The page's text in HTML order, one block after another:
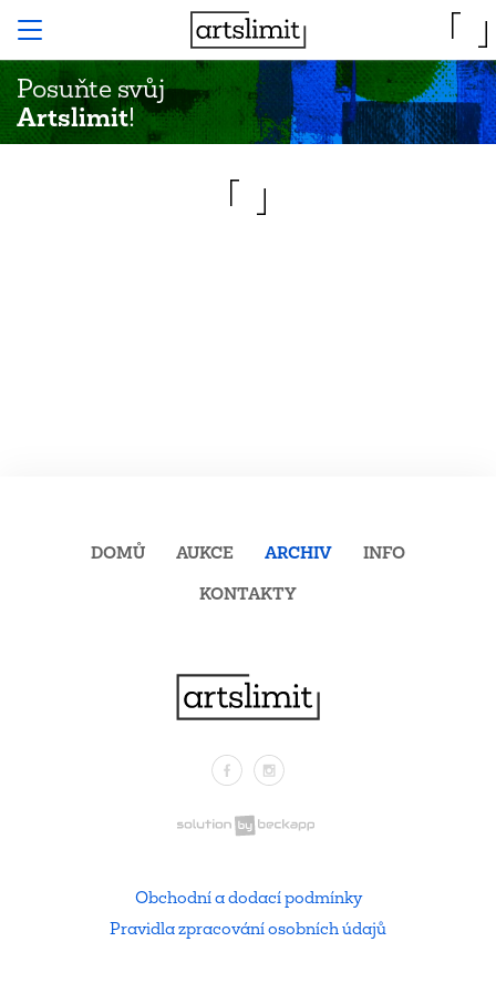
Posuňte svůj
Artslimit!
FacebookInstagram
DOMŮ AUKCE ARCHIV
INFO
KONTAKTY
Obchodní a dodací podmínky
Pravidla zpracování osobních údajů